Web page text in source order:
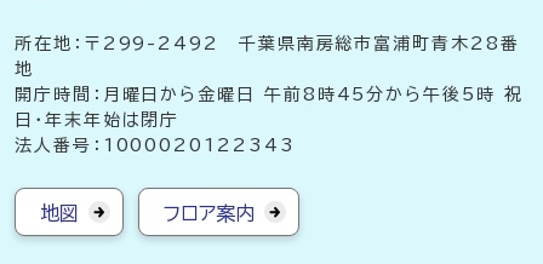
所在地：〒299-2492 千葉県南房総市富浦町青木28番
地
開庁時間：月曜日から金曜日 午前8時45分から午後5時 祝
日・年末年始は閉庁
法人番号：1000020122343
地図 フロア案内